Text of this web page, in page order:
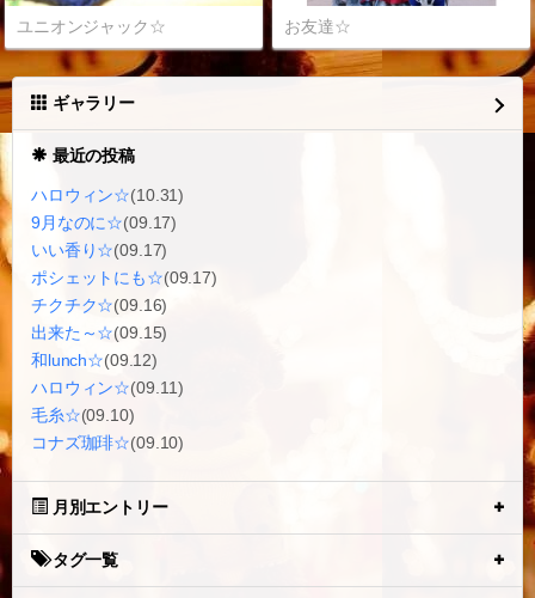
ユニオンジャック☆ お友達☆
ギャラリー
最近の投稿
ハロウィン☆(10.31)
9月なのに☆(09.17)
いい香り☆(09.17)
ポシェットにも☆(09.17)
チクチク☆(09.16)
出来た～☆(09.15)
和lunch☆(09.12)
ハロウィン☆(09.11)
毛糸☆(09.10)
コナズ珈琲☆(09.10)
月別エントリー
タグ一覧